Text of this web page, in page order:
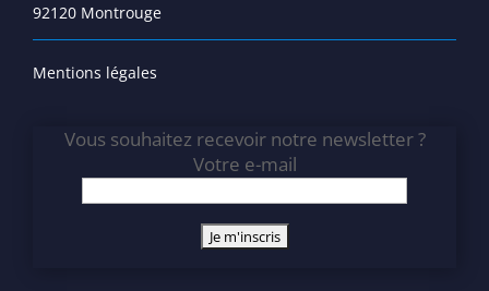
92120 Montrouge
Mentions légales
Vous souhaitez recevoir notre newsletter ?
Votre e-mail